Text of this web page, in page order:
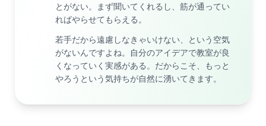
とがない。まず聞いてくれるし、筋が通ってい
ればやらせてもらえる。
若手だから遠慮しなきゃいけない、という空気
がないんですよね。自分のアイデアで教室が良
くなっていく実感がある。だからこそ、もっと
やろうという気持ちが自然に湧いてきます。